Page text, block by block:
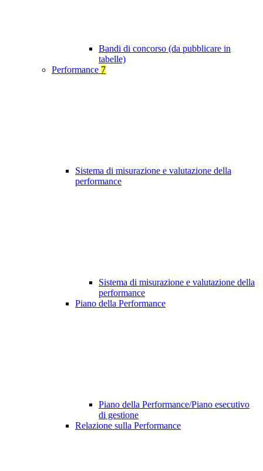
Bandi di concorso (da pubblicare in
tabelle)
Performance 7
Sistema di misurazione e valutazione della
performance
Sistema di misurazione e valutazione della
performance
Piano della Performance
Piano della Performance/Piano esecutivo
di gestione
Relazione sulla Performance